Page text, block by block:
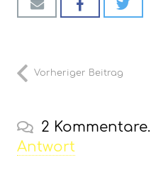
Vorheriger Beitrag
2 Kommentare.
Antwort